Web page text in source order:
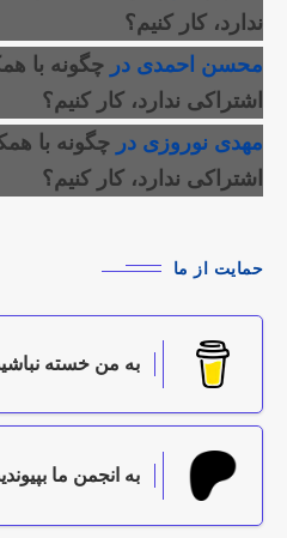
ندارد، کار کنیم؟
محسن احمدی در چگونه با
اشتراکی ندارد، کار کنیم؟
مهدی نوروزی در چگونه با
اشتراکی ندارد، کار کنیم؟
حمایت از ما
به من خسته
به انجمن ما